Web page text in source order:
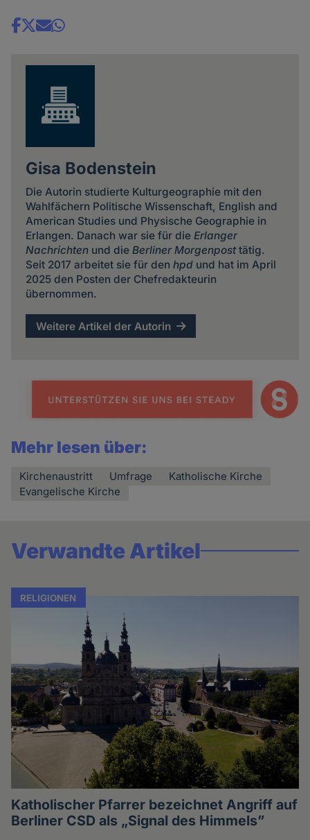
Share
Gisa Bodenstein
Die Autorin studierte Kulturgeographie mit den
Wahlfächern Politische Wissenschaft, English and
American Studies und Physische Geographie in
Erlangen. Danach war sie für die Erlanger
Nachrichtenund die Berliner Morgenposttätig.
Seit 2017 arbeitet sie für den hpdund hat im April
2025 den Posten der Chefredakteurin
übernommen.
Weitere Artikel der Autorin
Mehr lesen über:
Kirchenaustritt Umfrage
Katholische Kirche
Evangelische Kirche
Verwandte Artikel
RELIGIONEN
Katholischer Pfarrer bezeichnet Angriff auf
Berliner CSD als „Signal des Himmels”